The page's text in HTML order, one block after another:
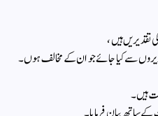
ہیں،
سے کیا جائے جو ان کے مخالف ہوں۔
ہیں۔